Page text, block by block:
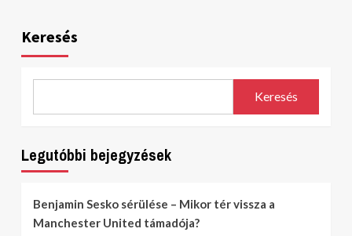
Keresés
Keresés
Legutóbbi bejegyzések
Benjamin Sesko sérülése – Mikor tér vissza a
Manchester United támadója?